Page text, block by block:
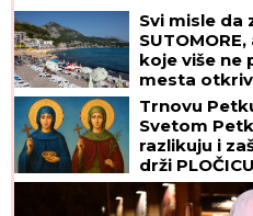
Svi misle da
koje više ne
mesta
posetiti
Trnovu
Svetom
razlikuju i
drži